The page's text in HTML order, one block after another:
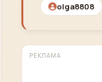
olga8808
РЕКЛАМА